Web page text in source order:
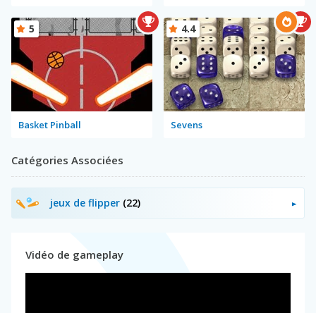
Basket Pinball
5
Sevens
4.4
Catégories Associées
jeux de flipper (22)
Vidéo de gameplay